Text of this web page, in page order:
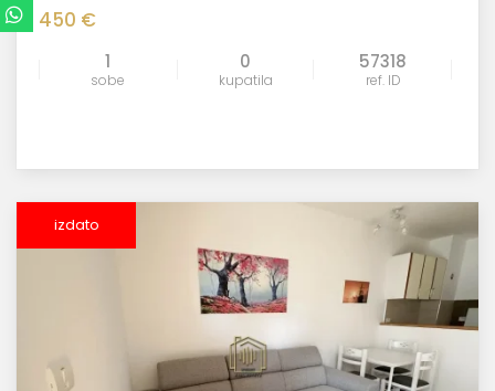
450 €
1
sobe
0
kupatila
57318
ref. ID
izdato